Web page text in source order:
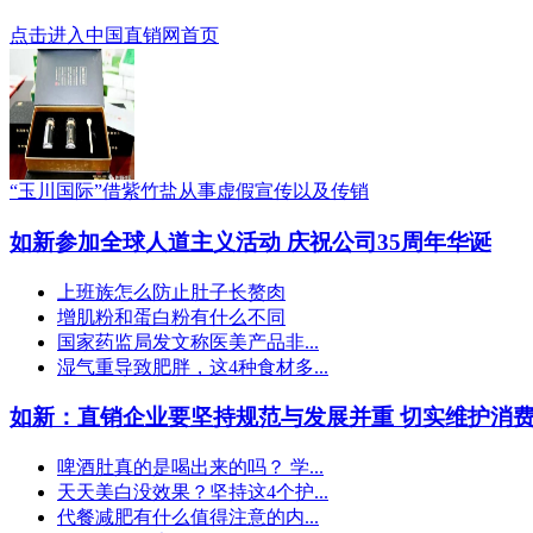
点击进入中国直销网首页
“玉川国际”借紫竹盐从事虚假宣传以及传销
如新参加全球人道主义活动 庆祝公司35周年华诞
上班族怎么防止肚子长赘肉
增肌粉和蛋白粉有什么不同
国家药监局发文称医美产品非...
湿气重导致肥胖，这4种食材多...
如新：直销企业要坚持规范与发展并重 切实维护消
啤酒肚真的是喝出来的吗？ 学...
天天美白没效果？坚持这4个护...
代餐减肥有什么值得注意的内...